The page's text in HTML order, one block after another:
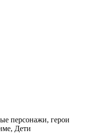
персонажи, герои
Дети